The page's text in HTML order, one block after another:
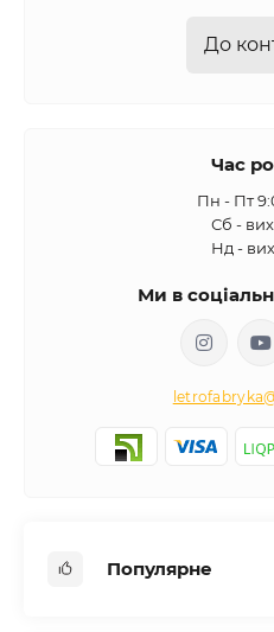
До
Час
Пн - Пт
Сб -
Нд -
Ми в
Популярне